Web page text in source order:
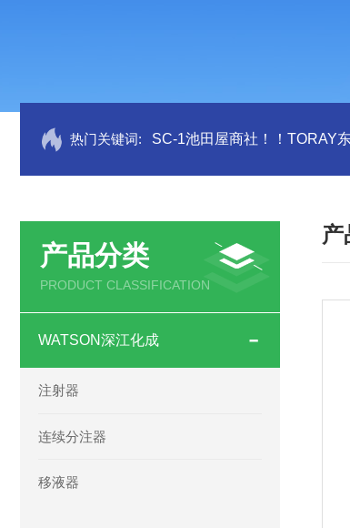
热门关键词: SC-1池田屋商社！！TORAY
产品分类
PRODUCT CLASSIFICATION
WATSON深江化成
注射器
连续分注器
移液器
产